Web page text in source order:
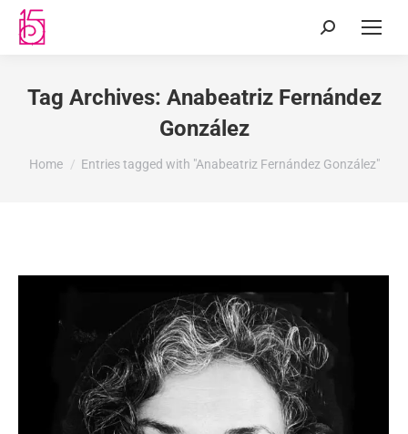
Tag Archives: Anabeatriz Fernández
González
You are here:
Home Entries tagged with "Anabeatriz Fernández González"